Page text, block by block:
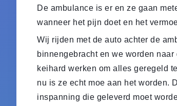
De ambulance is er en ze gaan
wanneer het pijn doet en het
Wij rijden met de auto achter de
binnengebracht en we worden
keihard werken om alles geregeld
nu is ze echt moe aan het worden.
inspanning die geleverd moet